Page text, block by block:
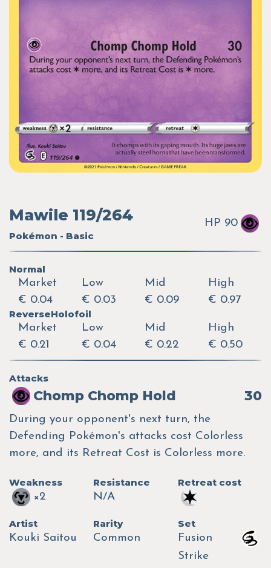
Mawile 119/264
Pokémon - Basic
HP 90
Normal
Market
€ 0.04
Low
€ 0.03
Mid
€ 0.09
High
€ 0.97
ReverseHolofoil
Market
€ 0.21
Low
€ 0.04
Mid
€ 0.22
High
€ 0.50
Attacks
Chomp Chomp Hold 30
During your opponent's next turn, the
Defending Pokémon's attacks cost Colorless
more, and its Retreat Cost is Colorless more.
Weakness
×2
Resistance
N/A
Retreat cost
Artist
Kouki Saitou
Rarity
Common
Set
Fusion
Strike